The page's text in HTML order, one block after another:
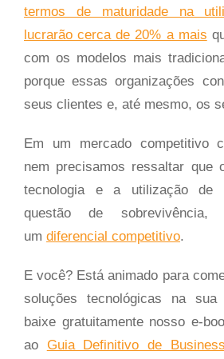
termos de maturidade na
lucrarão cerca de 20% a mais
com os modelos mais
porque essas organizações
seus clientes e, até mesmo, os
Em um mercado competitivo
nem precisamos ressaltar que
tecnologia e a utilização de
questão de
um diferencial competitivo.
E você? Está animado para
soluções tecnológicas na sua
baixe gratuitamente nosso e-
ao Guia Definitivo de